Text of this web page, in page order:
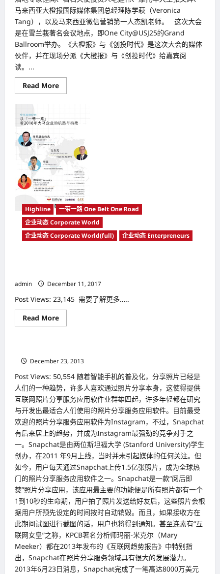
马来西亚大橙报国际媒体集团总经理陈学萩（Veronica
Tang），以及马来西亚微信营销第一人杰凯老师。 这次大会
是在雪兰莪著名会议地点，即One City@USJ25的Grand
Ballroom举办。《大橙报》与《创投时代》是这次大会的媒体
伙伴，并在现场分派《大橙报》与《创投时代》给嘉宾阅
读。...
Read MoreRead
more
届
马
块
链
财
富
论
GGC
全
球
游
戏
链
马
来
会
年
8
月
18
日
大
行
获
得
马
来
西
亚、
中
国
以
及
东
南
亚
国
家
的
企
业
家
踊
跃
出
以
及
支
持
Highline
一带一路 One Belt One Road
企业动态 Corporate World
企业动态 Corporate World(full)
企业动态 Enterpreneurs
admin
December 11, 2017
Post Views: 23,145 需要了解更多…..
Read MoreRead
more
峰
论
坛
从
「一
带
一
路」
看
2018
年
大
马
企
业
的
机
遇
与
挑
战
企业动态 Corporate World(full)
December 23, 2013
Post Views: 50,554 随着智能手机的普及化，分享照片已经是
人们的一种趋势，许多人喜欢通过照片分享本身，这使得提供
互联网照片分享服务应用软件业群雄四起，许多年轻都在研究
与开发出最适合人们使用的照片分享服务应用软件。目前最受
欢迎的照片分享服务应用软件为Instagram，不过，Snapchat
有后来居上的趋势，并成为Instagram最强劲的竞争对手之
一。Snapchat是由两位斯坦福大学 (Stanford University)学生
创办，在2011 年9月上线，当时并未引起媒体的任何关注。但
如今，用户每天通过Snapchat上传1.5亿张照片，成为全球热
门的照片分享服务应用软件之一。Snapchat是一款“阅后即
焚”照片分享应用，该应用最主要的功能便是所有照片都有一个
1到10秒的生命期，用户拍了照片发送给好友后，这些照片会根
据用户所预先设定的时间按时自动销毁。而且，如果接收方在
此期间试图进行截图的话，用户也将得到通知。甚至连素有“互
联网女皇”之称，KPCB著名分析师玛丽-米克尔（Mary
Meeker）都在2013年发布的《互联网趋势报告》中特别指
出，Snapchat在照片分享服务领域具有很大的发展潜力。
2013年6月23日消息，Snapchat完成了一笔高达8000万美元